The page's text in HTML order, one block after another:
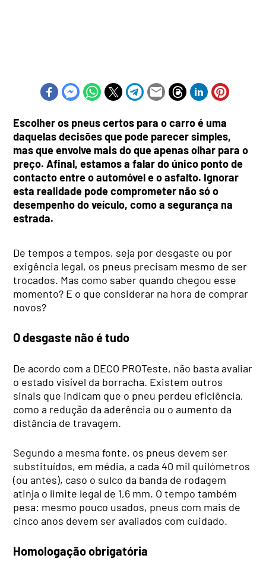
Escolher os pneus certos para o carro é uma
daquelas decisões que pode parecer simples,
mas que envolve mais do que apenas olhar para o
preço. Afinal, estamos a falar do único ponto de
contacto entre o automóvel e o asfalto. Ignorar
esta realidade pode comprometer não só o
desempenho do veículo, como a segurança na
estrada.
De tempos a tempos, seja por desgaste ou por
exigência legal, os pneus precisam mesmo de ser
trocados. Mas como saber quando chegou esse
momento? E o que considerar na hora de comprar
novos?
O desgaste não é tudo
De acordo com a DECO PROTeste, não basta avaliar
o estado visível da borracha. Existem outros
sinais que indicam que o pneu perdeu eficiência,
como a redução da aderência ou o aumento da
distância de travagem.
Segundo a mesma fonte, os pneus devem ser
substituídos, em média, a cada 40 mil quilómetros
(ou antes), caso o sulco da banda de rodagem
atinja o limite legal de 1,6 mm. O tempo também
pesa: mesmo pouco usados, pneus com mais de
cinco anos devem ser avaliados com cuidado.
Homologação obrigatória